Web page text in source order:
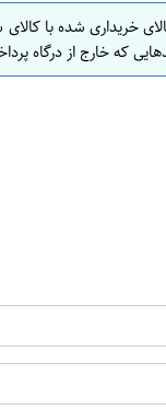
خریداری شده با
که خارج از درگاه